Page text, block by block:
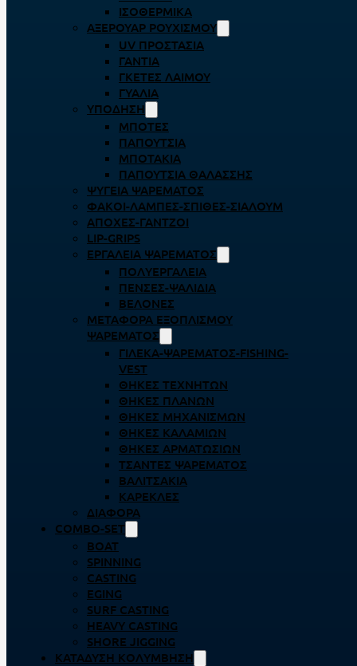
ΙΣΟΘΕΡΜΙΚΆ
ΑΞΕΡΟΥΆΡ ΡΟΥΧΙΣΜΟΎ
UV ΠΡΟΣΤΑΣΊΑ
ΓΆΝΤΙΑ
ΓΚΈΤΕΣ ΛΑΊΜΟΥ
ΓΥΑΛΙΆ
ΥΠΌΔΗΣΗ
ΜΠΌΤΕΣ
ΠΑΠΟΎΤΣΙΑ
ΜΠΟΤΆΚΙΑ
ΠΑΠΟΎΤΣΙΑ ΘΑΛΆΣΣΗΣ
ΨΥΓΕΊΑ ΨΑΡΈΜΑΤΟΣ
ΦΑΚΟΊ-ΛΆΜΠΕΣ-ΣΠΊΘΕΣ-ΣΊΑΛΟΥΜ
ΑΠΌΧΕΣ-ΓΆΝΤΖΟΙ
LIP-GRIPS
EΡΓΑΛΕΊΑ ΨΑΡΈΜΑΤΟΣ
ΠΟΛΥΕΡΓΑΛΕΊΑ
ΠΈΝΣΕΣ-ΨΑΛΊΔΙΑ
ΒΕΛΌΝΕΣ
ΜΕΤΑΦΟΡΆ ΕΞΟΠΛΙΣΜΟΎ
ΨΑΡΈΜΑΤΟΣ
ΓΙΛΈΚΑ-ΨΑΡΈΜΑΤΟΣ-FISHING-
VEST
ΘΉΚΕΣ ΤΕΧΝΗΤΏΝ
ΘΉΚΕΣ ΠΛΆΝΩΝ
ΘΉΚΕΣ ΜΗΧΑΝΙΣΜΏΝ
ΘΉΚΕΣ ΚΑΛΑΜΙΏΝ
ΘΉΚΕΣ ΑΡΜΑΤΩΣΙΏΝ
ΤΣΆΝΤΕΣ ΨΑΡΈΜΑΤΟΣ
ΒΑΛΙΤΣΆΚΙΑ
ΚΑΡΈΚΛΕΣ
ΔΙΆΦΟΡΑ
COMBO-SET
BOAT
SPINNING
CASTING
EGING
SURF CASTING
HEAVY CASTING
SHORE JIGGING
ΚΑΤΆΔΥΣΗ ΚΟΛΎΜΒΗΣΗ